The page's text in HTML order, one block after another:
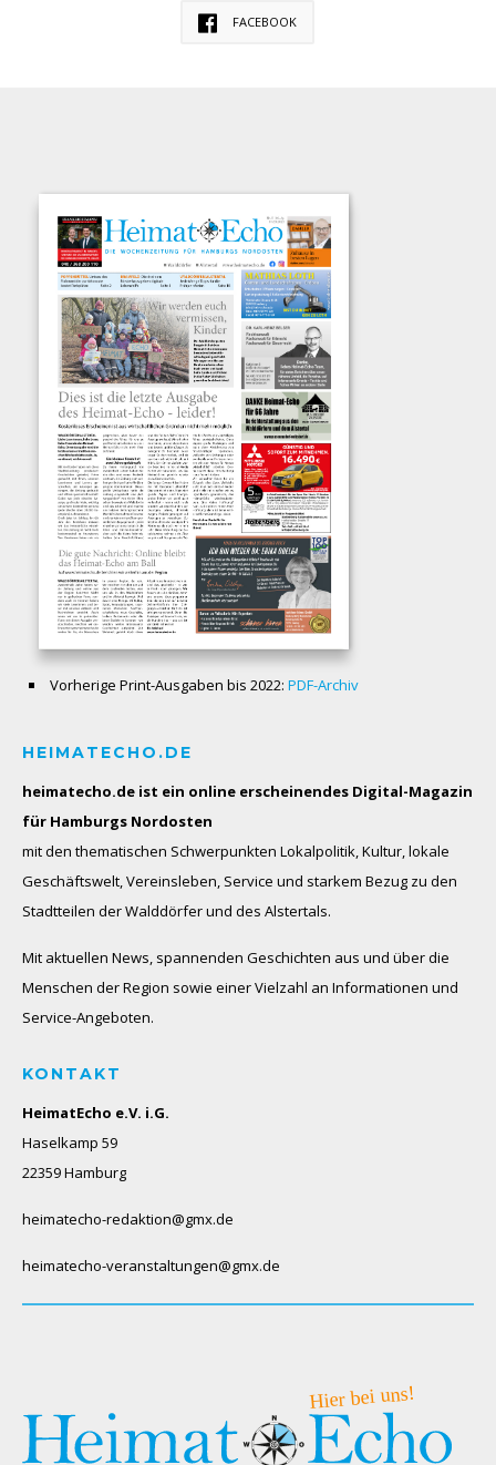
FACEBOOK
Vorherige Print-Ausgaben bis 2022: PDF-Archiv
HEIMATECHO.DE
heimatecho.de ist ein online erscheinendes Digital-Magazin
für Hamburgs Nordosten
mit den thematischen Schwerpunkten Lokalpolitik, Kultur, lokale
Geschäftswelt, Vereinsleben, Service und starkem Bezug zu den
Stadtteilen der Walddörfer und des Alstertals.
Mit aktuellen News, spannenden Geschichten aus und über die
Menschen der Region sowie einer Vielzahl an Informationen und
Service-Angeboten.
KONTAKT
HeimatEcho e.V. i.G.
Haselkamp 59
22359 Hamburg
heimatecho-redaktion@gmx.de
heimatecho-veranstaltungen@gmx.de